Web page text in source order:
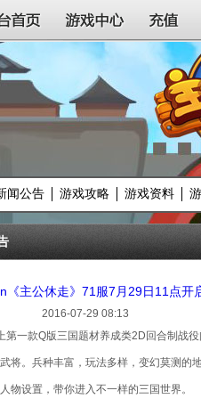
首页 游戏中心 充值
闻公告 游戏攻略 游戏资料
《主公休走》71服7月29日11点开
2016-07-29 08:13
一款Q版三国题材养成类2D回合制战役
将。兵种丰富，玩法多样，变幻莫测的
物设置，带你进入不一样的三国世界。